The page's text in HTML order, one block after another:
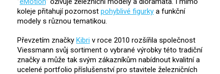
koleje přitahují pozornost pohyblivé figurky a funkční
modely s různou tematikou.
Převzetím značky Kibri v roce 2010 rozšířila společnost
Viessmann svůj sortiment o vybrané výrobky této tradiční
značky a může tak svým zákazníkům nabídnout kvalitní a
ucelené portfolio příslušenství pro stavitele železničních